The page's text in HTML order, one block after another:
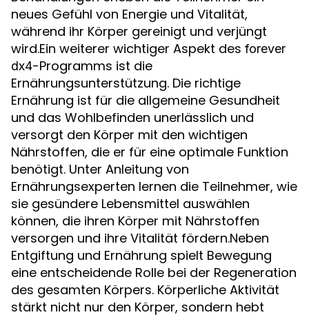
neues Gefühl von Energie und Vitalität,
während ihr Körper gereinigt und verjüngt
wird.Ein weiterer wichtiger Aspekt des forever
dx4-Programms ist die
Ernährungsunterstützung. Die richtige
Ernährung ist für die allgemeine Gesundheit
und das Wohlbefinden unerlässlich und
versorgt den Körper mit den wichtigen
Nährstoffen, die er für eine optimale Funktion
benötigt. Unter Anleitung von
Ernährungsexperten lernen die Teilnehmer, wie
sie gesündere Lebensmittel auswählen
können, die ihren Körper mit Nährstoffen
versorgen und ihre Vitalität fördern.Neben
Entgiftung und Ernährung spielt Bewegung
eine entscheidende Rolle bei der Regeneration
des gesamten Körpers. Körperliche Aktivität
stärkt nicht nur den Körper, sondern hebt